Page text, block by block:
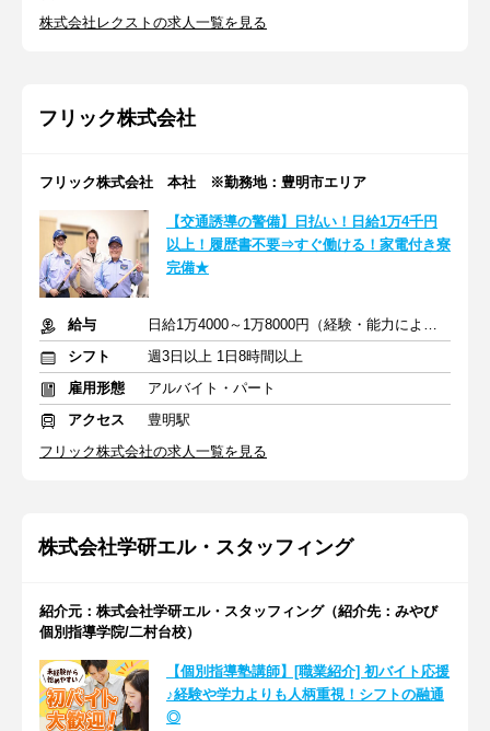
株式会社レクストの求人一覧を見る
フリック株式会社
フリック株式会社 本社 ※勤務地：豊明市エリア
【交通誘導の警備】日払い！日給1万4千円
以上！履歴書不要⇒すぐ働ける！家電付き寮
完備★
給与
日給1万4000～1万8000円（経験・能力による）
シフト
週3日以上 1日8時間以上
雇用形態
アルバイト・パート
アクセス
豊明駅
フリック株式会社の求人一覧を見る
株式会社学研エル・スタッフィング
紹介元：株式会社学研エル・スタッフィング（紹介先：みやび
個別指導学院/二村台校）
【個別指導塾講師】[職業紹介] 初バイト応援
♪経験や学力よりも人柄重視！シフトの融通
◎